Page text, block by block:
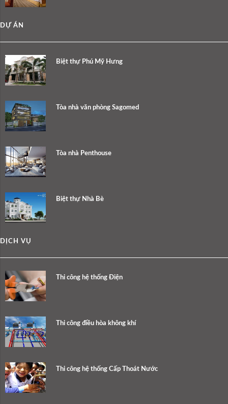
DỰ ÁN
Biệt thự Phú Mỹ Hưng
Tòa nhà văn phòng Sagomed
Tòa nhà Penthouse
Biệt thự Nhà Bè
DỊCH VỤ
Thi công hệ thống Điện
Thi công điều hòa không khí
Thi công hệ thống Cấp Thoát Nước